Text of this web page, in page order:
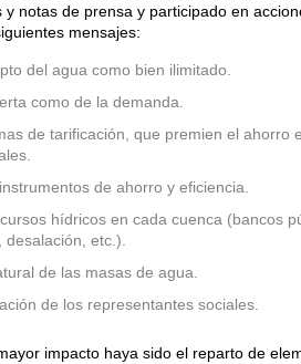
y notas de prensa y participado en
mensajes:
del agua como bien ilimitado.
como de la demanda.
de tarificación, que premien el ahorro
de ahorro y eficiencia.
hídricos en cada cuenca (bancos
etc.).
de las masas de agua.
de los representantes sociales.
impacto haya sido el reparto de